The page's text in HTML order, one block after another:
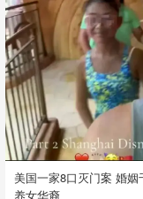
美国一家8口灭门案 婚姻
养女华裔